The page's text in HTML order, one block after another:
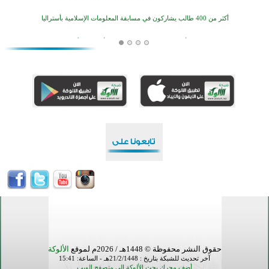
أكبر مشروع إسلامي في ريف أستراليا يفتتح أبوابه بعد سنوات من العمل والعطاء
القرآن والتربية في صدارة البرامج الصيفية للمسلمين في بينزا وساراتوف وموردوفيا هذا العام
تيسليتش تختتم برنامجا تعليميا لتعزيز القيم وبناء الشخصية للشباب المسلمين
اختتام منافسات قرآنية متميزة في بنغلاديش بمشاركة 3000 متسابق
حقوق النشر محفوظة © 1448هـ / 2026م لموقع الألوكة
آخر تحديث للشبكة بتاريخ : 21/2/1448هـ - الساعة: 15:41
أضف محرك بحث الألوكة إلى متصفح الويب